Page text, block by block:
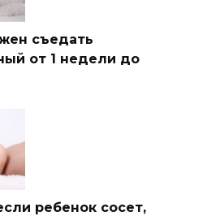
съедать
от 1 недели до
ребенок сосет,